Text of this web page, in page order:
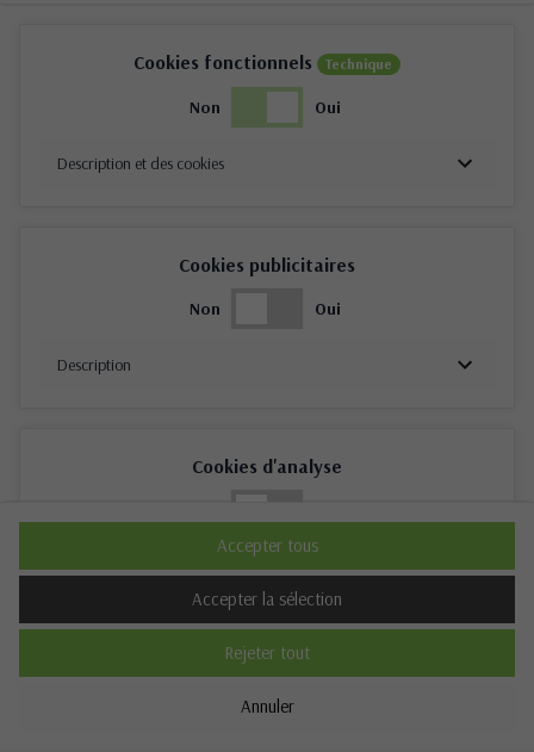
Cookies fonctionnels Technique
Non Oui
Description et des cookies
Cookies publicitaires
Non Oui
Description
Cookies d'analyse
Description
Cookies de performance
Annuler
Rejeter tout
Accepter la sélection
Accepter tous